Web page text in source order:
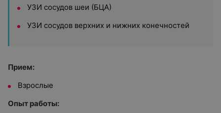
УЗИ сосудов шеи (БЦА)
УЗИ сосудов верхних и нижних конечностей
Прием:
Взрослые
Опыт работы: